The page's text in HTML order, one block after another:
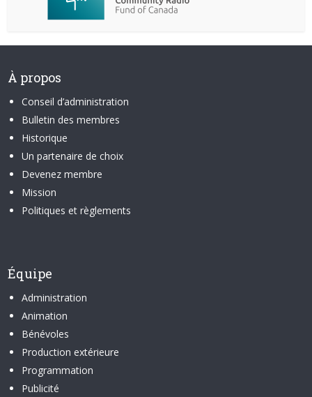
À propos
Conseil d’administration
Bulletin des membres
Historique
Un partenaire de choix
Devenez membre
Mission
Politiques et règlements
Équipe
Administration
Animation
Bénévoles
Production extérieure
Programmation
Publicité